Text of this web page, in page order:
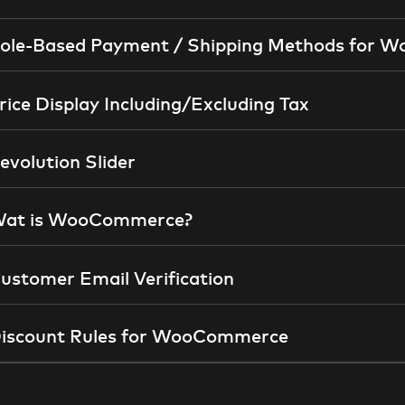
Based Payment / Shipping Methods for
Display Including/Excluding Tax
Slider
is WooCommerce?
Email Verification
Rules for WooCommerce